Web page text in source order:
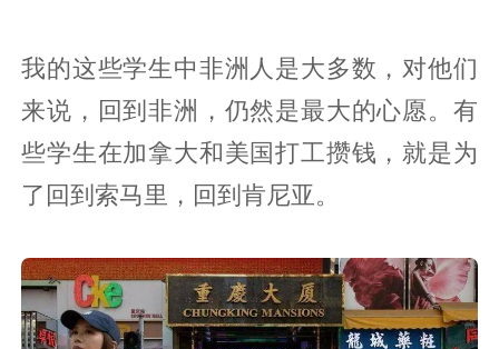
我的这些学生中非洲人是大多数，对他们
来说，回到非洲，仍然是最大的心愿。有
些学生在加拿大和美国打工攒钱，就是为
了回到索马里，回到肯尼亚。